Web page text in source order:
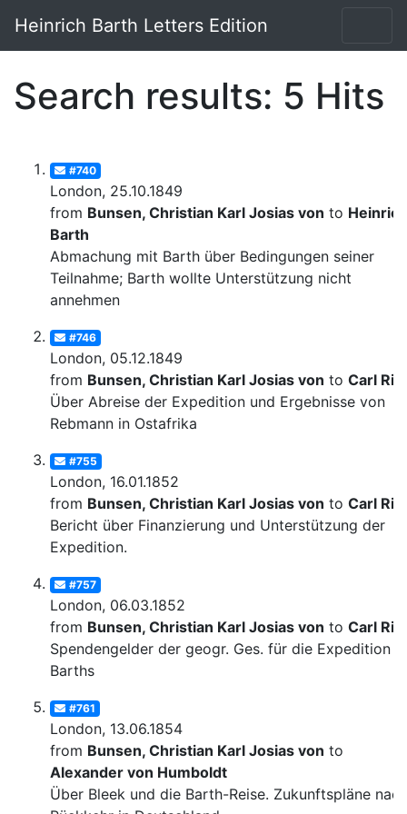
Heinrich Barth Letters Edition
Search results: 5 Hits
#740
London, 25.10.1849
from Bunsen, Christian Karl Josias von to Heinrich
Barth
Abmachung mit Barth über Bedingungen seiner
Teilnahme; Barth wollte Unterstützung nicht
annehmen
#746
London, 05.12.1849
from Bunsen, Christian Karl Josias von to Carl
Über Abreise der Expedition und Ergebnisse von
Rebmann in Ostafrika
#755
London, 16.01.1852
from Bunsen, Christian Karl Josias von to Carl
Bericht über Finanzierung und Unterstützung der
Expedition.
#757
London, 06.03.1852
from Bunsen, Christian Karl Josias von to Carl
Spendengelder der geogr. Ges. für die Expedition
Barths
#761
London, 13.06.1854
from Bunsen, Christian Karl Josias von to
Alexander von Humboldt
Über Bleek und die Barth-Reise. Zukunftspläne nach